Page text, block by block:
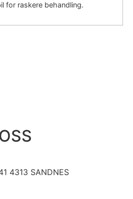
for raskere behandling.
4313 SANDNES